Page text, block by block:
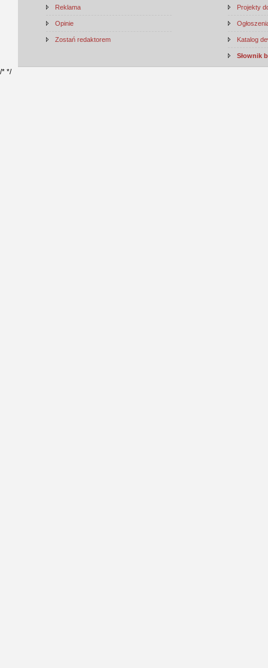
Reklama
Opinie
Zostań redaktorem
Projekty
Katalog
Słownik
/* */